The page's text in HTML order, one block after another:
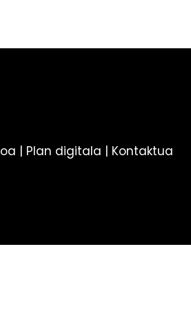
| Plan digitala | Kontaktua